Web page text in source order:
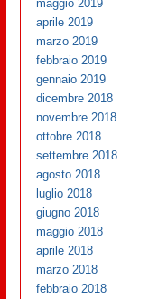
maggio 2019
aprile 2019
marzo 2019
febbraio 2019
gennaio 2019
dicembre 2018
novembre 2018
ottobre 2018
settembre 2018
agosto 2018
luglio 2018
giugno 2018
maggio 2018
aprile 2018
marzo 2018
febbraio 2018